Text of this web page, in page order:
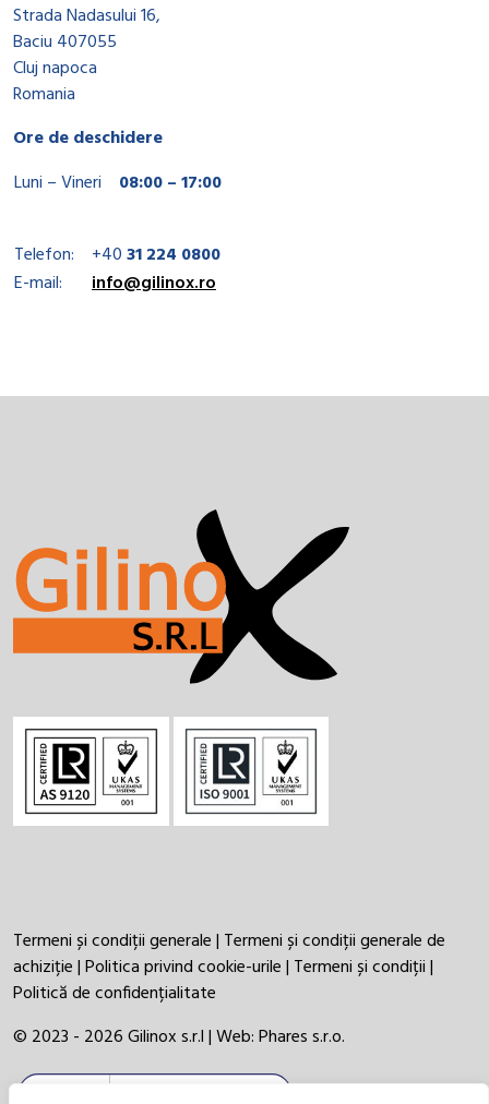
Strada Nadasului 16,
Baciu 407055
Cluj napoca
Romania
Ore de deschidere
Luni – Vineri
08:00 – 17:00
Telefon: +4031 224 0800
E-mail:
info@gilinox.ro
Termeni și condiții generale| Termeni și condiții generale de
achiziție|Politica privind cookie-urile| Termeni și condiții|
Politică de confidențialitate
© 2023 - 2026 Gilinox s.r.l | Web:Phares s.r.o.